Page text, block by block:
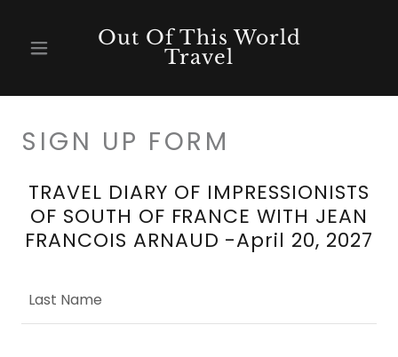
Out Of This World
Travel
SIGN UP FORM
TRAVEL DIARY OF IMPRESSIONISTS
OF SOUTH OF FRANCE WITH JEAN
FRANCOIS ARNAUD -April 20, 2027
Last Name